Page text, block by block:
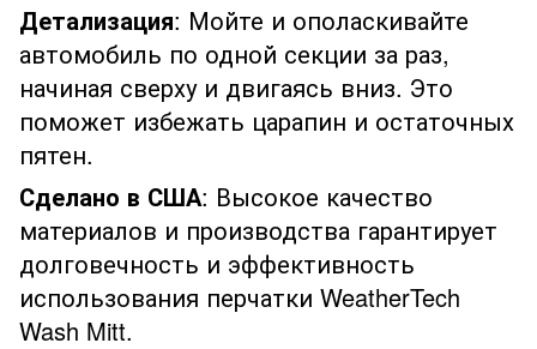
Детализация: Мойте и ополаскивайте
автомобиль по одной секции за раз,
начиная сверху и двигаясь вниз. Это
поможет избежать царапин и остаточных
пятен.
Сделано в США: Высокое качество
материалов и производства гарантирует
долговечность и эффективность
использования перчатки WeatherTech
Wash Mitt.